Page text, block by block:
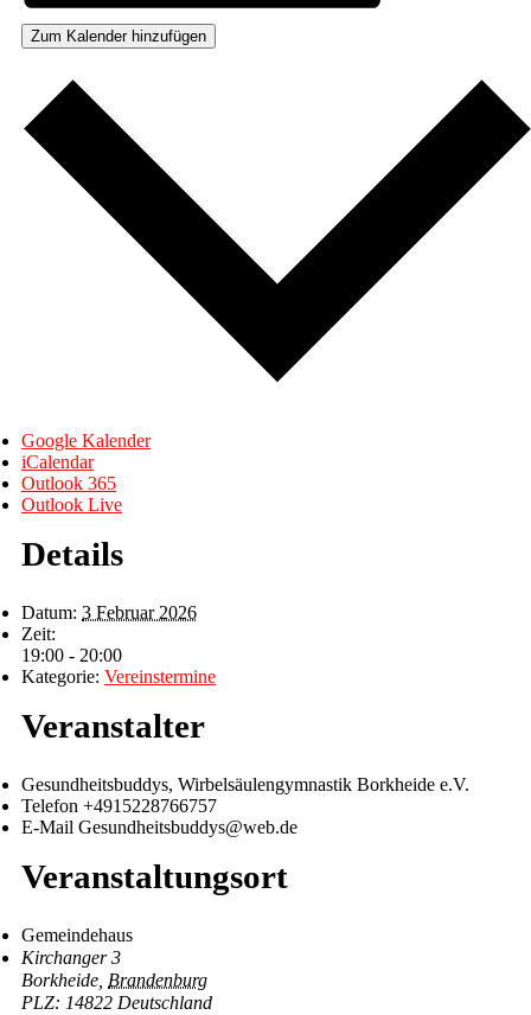
Zum Kalender hinzufügen
Google Kalender
iCalendar
Outlook 365
Outlook Live
Details
Datum: 3 Februar 2026
Zeit:
19:00 - 20:00
Kategorie: Vereinstermine
Veranstalter
Gesundheitsbuddys, Wirbelsäulengymnastik Borkheide e.V.
Telefon +4915228766757
E-Mail Gesundheitsbuddys@web.de
Veranstaltungsort
Gemeindehaus
Kirchanger 3
Borkheide Brandenburg
14822 Deutschland